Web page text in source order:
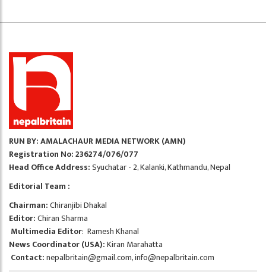
RUN BY: AMALACHAUR MEDIA NETWORK (AMN)
Registration No: 236274/076/077
Head Office Address:Syuchatar - 2, Kalanki, Kathmandu, Nepal
Editorial Team :
Chairman:Chiranjibi Dhakal
Editor:Chiran Sharma
Multimedia Editor: Ramesh Khanal
News Coordinator (USA):Kiran Marahatta
Contact:nepalbritain@gmail.com,info@nepalbritain.com